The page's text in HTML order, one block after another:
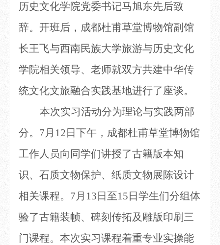
唐代遗址
草堂影壁
大雅堂
草堂书院
历史文化学院党委书记马旭东先后致
辞。开班后，成都杜甫草堂博物馆副馆
长王飞与西南民族大学旅游与历史文化
学院相关领导、老师就双方共建中华传
统文化文旅融合实践基地进行了座谈。
本次实习活动分为理论与实践两部
分。 7月12日下午，成都杜甫草堂博物馆
工作人员向同学们讲授了古籍版本知
识、石质文物保护、纸质文物展陈设计
相关课程。7月13日至15日学生们分组体
验了古籍装帧、碑刻传拓及雕版印刷三
门课程。本次实习课程着重专业实操能